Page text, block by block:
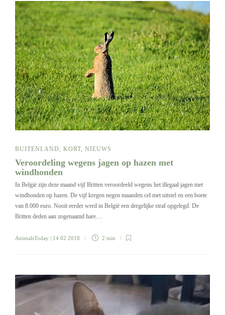
BUITENLAND, KORT, NIEUWS
Veroordeling wegens jagen op hazen met
windhonden
In België zijn deze maand vijf Britten veroordeeld wegens het illegaal jagen met
windhonden op hazen. De vijf kregen negen maanden cel met uitstel en een boete
van 8.000 euro. Nooit eerder werd in België een dergelijke straf opgelegd. De
Britten deden aan zogenaamd hare…
AnimalsToday | 14 02 2018 2 min